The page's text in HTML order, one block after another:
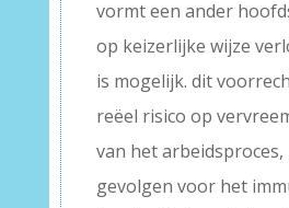
vormt een ander
op keizerlijke wijze
is mogelijk. dit
reëel risico op
van het arbeidsproces,
gevolgen voor het